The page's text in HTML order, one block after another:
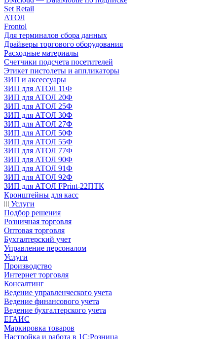
Set Retail
АТОЛ
Frontol
Для терминалов сбора данных
Драйверы торгового оборудования
Расходные материалы
Счетчики подсчета посетителей
Этикет пистолеты и аппликаторы
ЗИП и аксессуары
ЗИП для АТОЛ 11Ф
ЗИП для АТОЛ 20Ф
ЗИП для АТОЛ 25Ф
ЗИП для АТОЛ 30Ф
ЗИП для АТОЛ 27Ф
ЗИП для АТОЛ 50Ф
ЗИП для АТОЛ 55Ф
ЗИП для АТОЛ 77Ф
ЗИП для АТОЛ 90Ф
ЗИП для АТОЛ 91Ф
ЗИП для АТОЛ 92Ф
ЗИП для АТОЛ FPrint-22ПТК
Кронштейны для касс
Услуги
Подбор решения
Розничная торговля
Оптовая торговля
Бухгалтерский учет
Управление персоналом
Услуги
Производство
Интернет торговля
Консалтинг
Ведение управленческого учета
Ведение финансового учета
Ведение бухгалтерского учета
ЕГАИС
Маркировка товаров
Настройка и работа в 1С:Розница